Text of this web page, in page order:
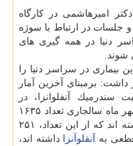
دكتر امیرهاشمی در كارگاه
و جلسات در ارتباط با سوژه
دنیا در همه گیری های
بیماری در سراسر دنیا را
داشت: برمبنای آخرین آمار
سندرمیك آنفلوانزا، در
بیمارستان های تابعه دانشگاه از شروع مهر ماه سالجاری تعداد ۱۶۳۵
مورد با علایم شدید تنفسی بازگشت داشته اند كه از این تعداد، ۲۵۱
به آنفلوآنزا داشته اند،